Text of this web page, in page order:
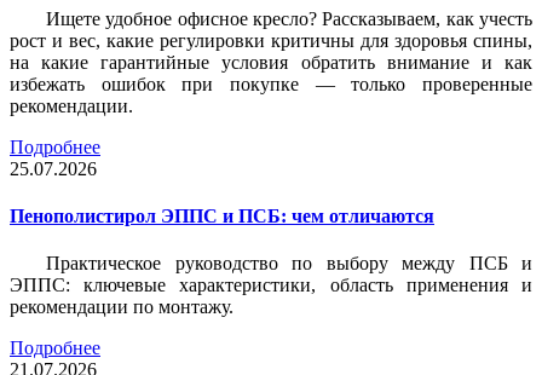
Ищете удобное офисное кресло? Рассказываем, как учесть
рост и вес, какие регулировки критичны для здоровья спины,
на какие гарантийные условия обратить внимание и как
избежать ошибок при покупке — только проверенные
рекомендации.
Подробнее
25.07.2026
Пенополистирол ЭППС и ПСБ: чем отличаются
Практическое руководство по выбору между ПСБ и
ЭППС: ключевые характеристики, область применения и
рекомендации по монтажу.
Подробнее
21.07.2026